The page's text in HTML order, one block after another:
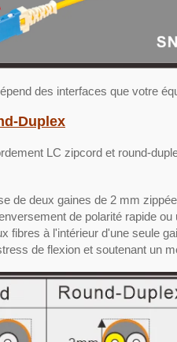
des interfaces que votre
Duplex
LC zipcord et round-
de deux gaines de 2 mm
de polarité rapide
fibres à l'intérieur d'une seule
de flexion et soutenant un